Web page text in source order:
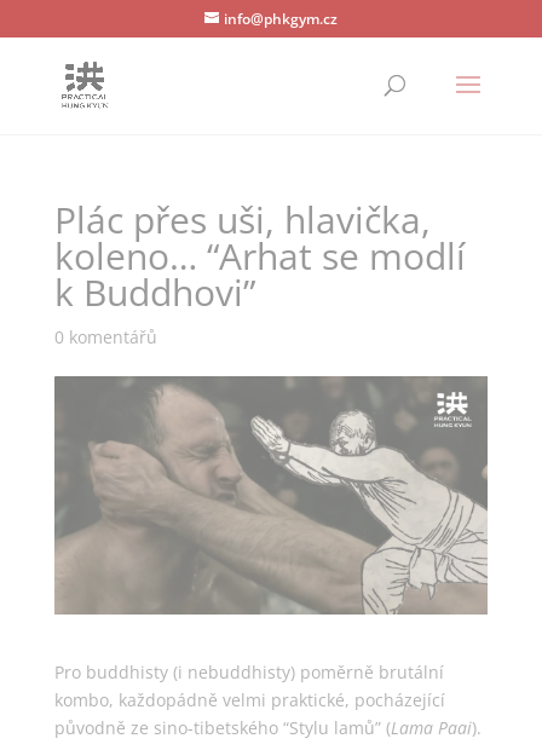
info@phkgym.cz
Plác přes uši, hlavička,
koleno… “Arhat se modlí
k Buddhovi”
0 komentářů
Pro buddhisty (i nebuddhisty) poměrně brutální
kombo, každopádně velmi praktické, pocházející
původně ze sino-tibetského “Stylu lamů” (Lama Paai).